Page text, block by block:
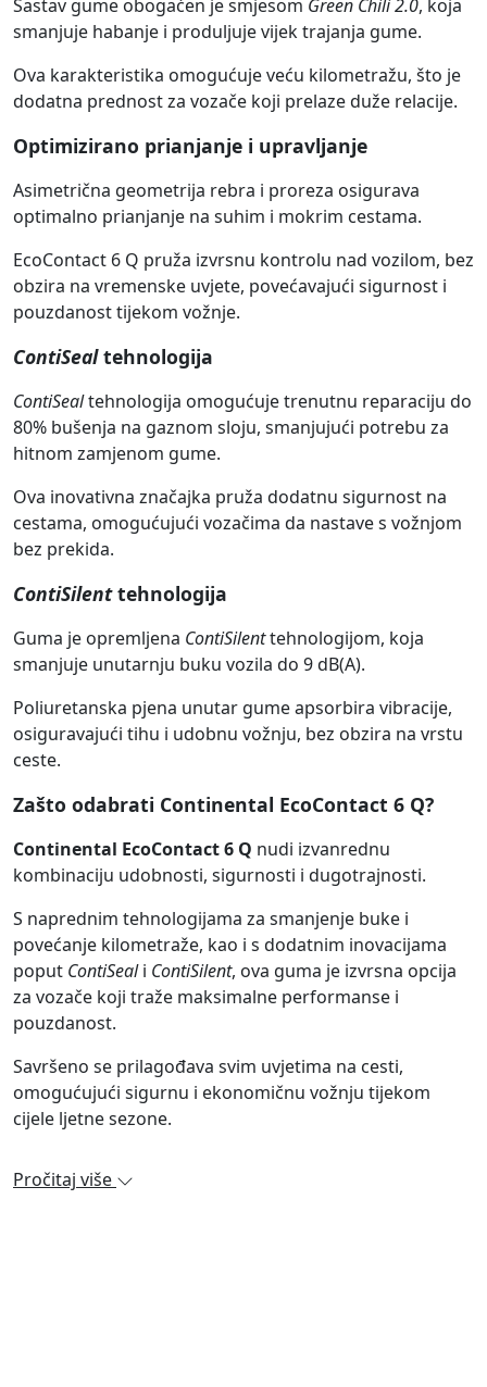
Sastav gume obogaćen je smjesom Green Chili 2.0, koja
smanjuje habanje i produljuje vijek trajanja gume.
Ova karakteristika omogućuje veću kilometražu, što je
dodatna prednost za vozače koji prelaze duže relacije.
Optimizirano prianjanje i upravljanje
Asimetrična geometrija rebra i proreza osigurava
optimalno prianjanje na suhim i mokrim cestama.
EcoContact 6 Q pruža izvrsnu kontrolu nad vozilom, bez
obzira na vremenske uvjete, povećavajući sigurnost i
pouzdanost tijekom vožnje.
ContiSealtehnologija
ContiSealtehnologija omogućuje trenutnu reparaciju do
80% bušenja na gaznom sloju, smanjujući potrebu za
hitnom zamjenom gume.
Ova inovativna značajka pruža dodatnu sigurnost na
cestama, omogućujući vozačima da nastave s vožnjom
bez prekida.
ContiSilenttehnologija
Guma je opremljena ContiSilenttehnologijom, koja
smanjuje unutarnju buku vozila do 9 dB(A).
Poliuretanska pjena unutar gume apsorbira vibracije,
osiguravajući tihu i udobnu vožnju, bez obzira na vrstu
ceste.
Zašto odabrati Continental EcoContact 6 Q?
Continental EcoContact 6 Q nudi izvanrednu
kombinaciju udobnosti, sigurnosti i dugotrajnosti.
S naprednim tehnologijama za smanjenje buke i
povećanje kilometraže, kao i s dodatnim inovacijama
poput ContiSeali ContiSilent, ova guma je izvrsna opcija
za vozače koji traže maksimalne performanse i
pouzdanost.
Savršeno se prilagođava svim uvjetima na cesti,
omogućujući sigurnu i ekonomičnu vožnju tijekom
cijele ljetne sezone.
Pročitaj više